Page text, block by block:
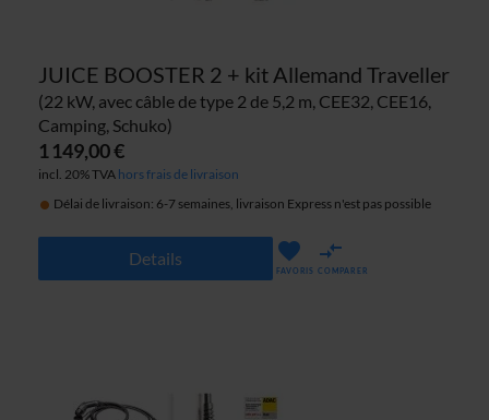
JUICE BOOSTER 2 + kit Allemand Traveller
(22 kW, avec câble de type 2 de 5,2 m, CEE32, CEE16,
Camping, Schuko)
1 149,00 €
incl. 20% TVA hors frais de livraison
Délai de livraison: 6-7 semaines, livraison Express n'est pas possible
Details
FAVORIS COMPARER